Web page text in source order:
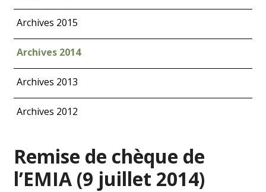
Archives 2015
Archives 2014
Archives 2013
Archives 2012
Remise de chèque de
l’EMIA (9 juillet 2014)